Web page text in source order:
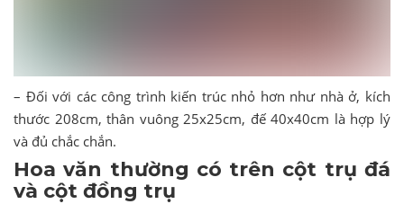
– Đối với các công trình kiến ​​trúc nhỏ hơn như nhà ở, kích
thước 208cm, thân vuông 25x25cm, đế 40x40cm là hợp lý
và đủ chắc chắn.
Hoa văn thường có trên cột trụ đá
và cột đồng trụ